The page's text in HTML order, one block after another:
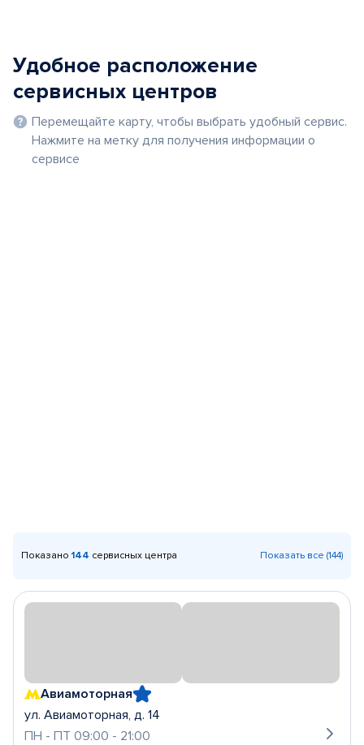
Удобное расположение
сервисных центров
Перемещайте карту, чтобы выбрать удобный сервис.
Нажмите на метку для получения информации о
сервисе
Показано 144 сервисных центра Показать все (144)
Авиамоторная
ул. Авиамоторная, д. 14
ПН - ПТ 09:00 - 21:00